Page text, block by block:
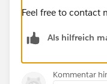
Feel free to contact
Als hilfreich
Kommentar